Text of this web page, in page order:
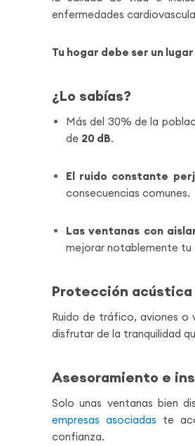
enfermedades
Tu hogar debe ser un
¿Lo sabías?
Más del 30% de la
de 20 dB.
El ruido constante
consecuencias comunes.
Las ventanas con
mejorar notablemente tu
Protección acústica
Ruido de tráfico, aviones o
disfrutar de la tranquilidad
Asesoramiento e
Solo unas ventanas bien
empresas asociadas te
confianza.